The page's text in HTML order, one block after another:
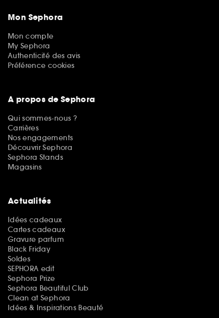
Mon Sephora
Mon compte
My Sephora
Authenticité des avis
Préférence cookies
A propos de Sephora
Qui sommes-nous ?
Carrières
Nos engagements
Découvrir Sephora
Sephora Stands
Magasins
Actualités
Idées cadeaux
Cartes cadeaux
Gravure parfum
Black Friday
Soldes
SEPHORA edit
Sephora Prize
Sephora Beautiful Club
Clean at Sephora
Idées & Inspirations Beauté